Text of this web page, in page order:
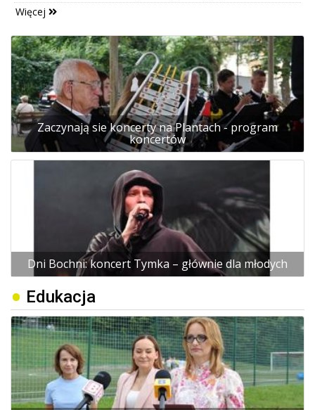
Więcej
Zaczynają sie koncerty na Plantach - program
koncertów
Dni Bochni: koncert Tymka – głównie dla młodych
Edukacja